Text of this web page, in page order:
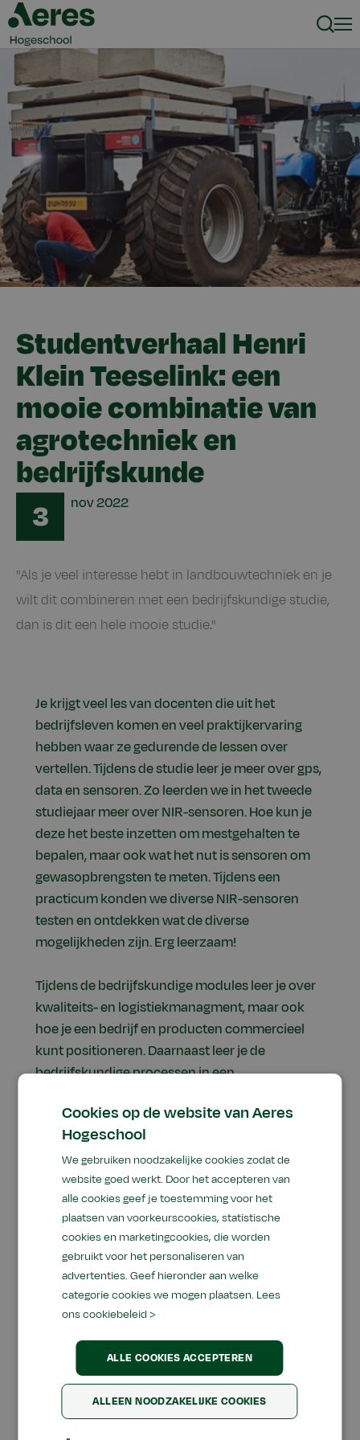
Studentverhaal Henri
Klein Teeselink: een
mooie combinatie van
agrotechniek en
bedrijfskunde
3 nov2022
"Als je veel interesse hebt in landbouwtechniek en je
wilt dit combineren met een bedrijfskundige studie,
dan is dit een hele mooie studie."
Je krijgt veel les van docenten die uit het
bedrijfsleven komen en veel praktijkervaring
hebben waar ze gedurende de lessen over
vertellen. Tijdens de studie leer je meer over gps,
data en sensoren. Zo leerden we in het tweede
studiejaar meer over NIR-sensoren. Hoe kun je
deze het beste inzetten om mestgehalten te
bepalen, maar ook wat het nut is sensoren om
gewasopbrengsten te meten. Tijdens een
practicum konden we diverse NIR-sensoren
testen en ontdekken wat de diverse
mogelijkheden zijn. Erg leerzaam!
Tijdens de bedrijfskundige modules leer je over
kwaliteits- en logistiekmanagment, maar ook
hoe je een bedrijf en producten commercieel
kunt positioneren. Daarnaast leer je de
bedrijfskundige processen in een
begrijpen. Zo verdiep je je onder meer in
financiën, supply chain technologie, kwaliteit en
logistiek.
“Een mooie combinatie
van agrotechniek en
bedrijfskunde.”
Cookies op de website van Aeres
Hogeschool
We gebruiken noodzakelijke cookies zodat de
website goed werkt. Door het accepteren van
alle cookies geef je toestemming voor het
plaatsen van voorkeurscookies, statistische
cookies en marketingcookies, die worden
gebruikt voor het personaliseren van
advertenties. Geef hieronder aan welke
categorie cookies we mogen plaatsen. Lees
ons cookiebeleid >
ALLE COOKIES ACCEPTEREN
ALLEEN NOODZAKELIJKE COOKIES